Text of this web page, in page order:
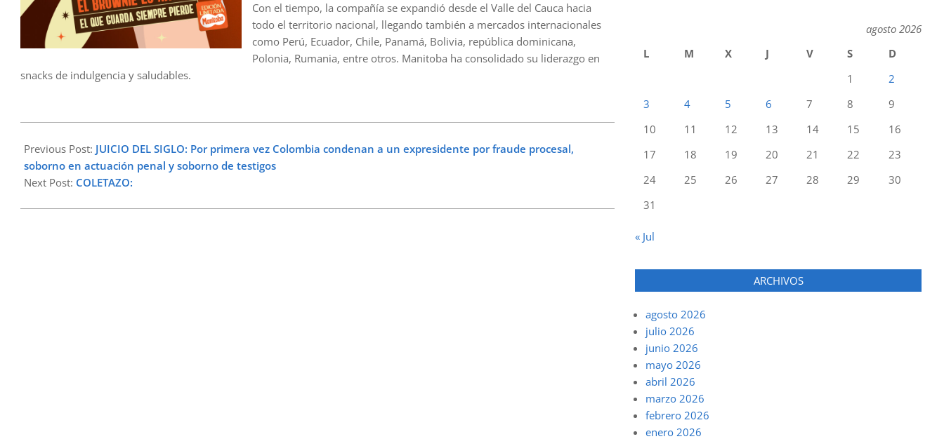
Con el tiempo, la compañía se expandió desde el Valle del Cauca hacia
todo el territorio nacional, llegando también a mercados internacionales
como Perú, Ecuador, Chile, Panamá, Bolivia, república dominicana,
Polonia, Rumania, entre otros. Manitoba ha consolidado su liderazgo en
snacks de indulgencia y saludables.
07-
29
Previous Post: JUICIO DEL SIGLO: Por primera vez Colombia condenan a un expresidente por fraude procesal,
soborno en actuación penal y soborno de testigos
Next Post: COLETAZO:
agosto 2026
L
M X J V S
D
1
2
3
4 5 6 7 8
9
10
11 12 13 14 15
16
17
18 19 20 21 22
23
24
25 26 27 28 29
30
31
« Jul
ARCHIVOS
agosto 2026
julio 2026
junio 2026
mayo 2026
abril 2026
marzo 2026
febrero 2026
enero 2026